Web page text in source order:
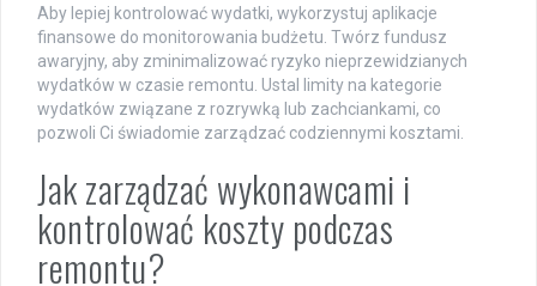
Aby lepiej kontrolować wydatki, wykorzystuj aplikacje
finansowe do monitorowania budżetu. Twórz fundusz
awaryjny, aby zminimalizować ryzyko nieprzewidzianych
wydatków w czasie remontu. Ustal limity na kategorie
wydatków związane z rozrywką lub zachciankami, co
pozwoli Ci świadomie zarządzać codziennymi kosztami.
Jak zarządzać wykonawcami i
kontrolować koszty podczas
remontu?